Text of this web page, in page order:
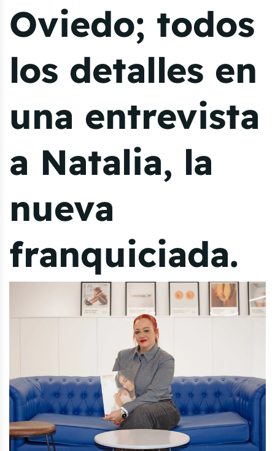
Oviedo; todos
los detalles en
una entrevista
a Natalia, la
nueva
franquiciada.